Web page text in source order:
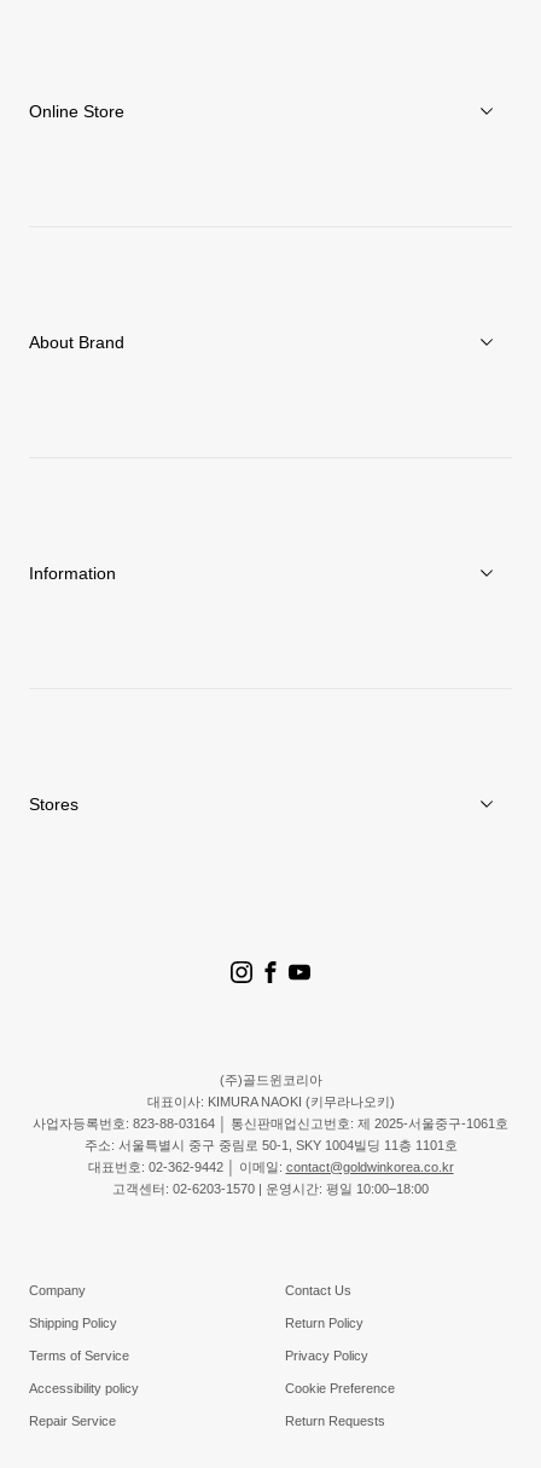
Online Store
About Brand
Information
Stores
(주)골드윈코리아
대표이사: KIMURA NAOKI (키무라나오키)
사업자등록번호: 823-88-03164 │ 통신판매업신고번호: 제 2025-서울중구-1061호
주소: 서울특별시 중구 중림로 50-1, SKY 1004빌딩 11층 1101호
대표번호: 02-362-9442 │ 이메일: contact@goldwinkorea.co.kr
고객센터: 02-6203-1570 | 운영시간: 평일 10:00–18:00
Company Contact Us
Shipping Policy Return Policy
Terms of Service Privacy Policy
Accessibility policy Cookie Preference
Repair Service Return Requests